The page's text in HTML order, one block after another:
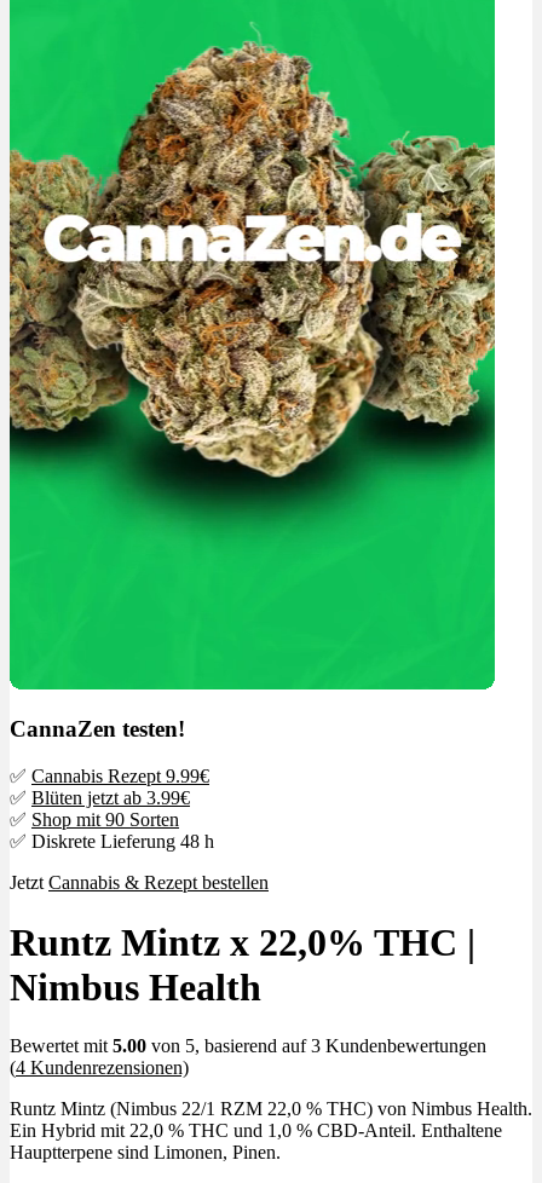
CannaZen testen!
✅ Cannabis Rezept 9.99€
✅ Blüten jetzt ab 3.99€
✅ Shop mit 90 Sorten
✅ Diskrete Lieferung 48 h
Jetzt Cannabis & Rezept bestellen
Runtz Mintz x 22,0% THC |
Nimbus Health
Bewertet mit 5.00 von 5, basierend auf3 Kundenbewertungen
(4 Kundenrezensionen)
Runtz Mintz (Nimbus 22/1 RZM 22,0 % THC) von Nimbus Health.
Ein Hybrid mit 22,0 % THC und 1,0 % CBD-Anteil. Enthaltene
Hauptterpene sind Limonen, Pinen.